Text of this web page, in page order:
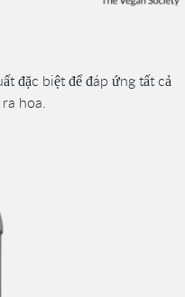
đặc biệt để đáp ứng tất cả
hoa.